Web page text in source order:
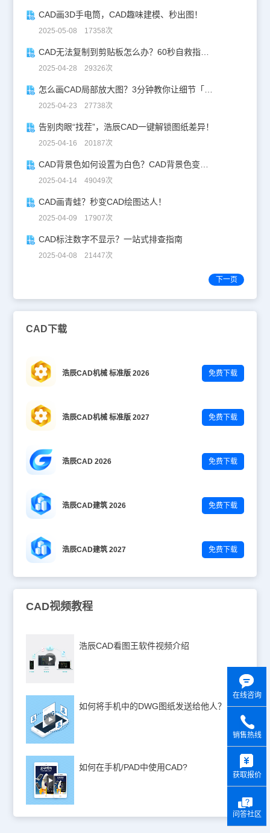
CAD画3D手电筒，CAD趣味建模、秒出图！
2025-05-08 17358次
CAD无法复制到剪贴板怎么办？60秒自救指南！
2025-04-28 29326次
怎么画CAD局部放大图？3分钟教你让细节「说话」！
2025-04-23 27738次
告别肉眼“找茬”，浩辰CAD一键解锁图纸差异！
2025-04-16 20187次
CAD背景色如何设置为白色？CAD背景色变白实操指南
2025-04-14 49049次
CAD画青蛙？秒变CAD绘图达人！
2025-04-09 17907次
CAD标注数字不显示？一站式排查指南
2025-04-08 21447次
下一页
CAD下载
浩辰CAD机械 标准版 2026 免费下载
浩辰CAD机械 标准版 2027 免费下载
浩辰CAD 2026 免费下载
浩辰CAD建筑 2026 免费下载
浩辰CAD建筑 2027 免费下载
CAD视频教程
浩辰CAD看图王软件视频介绍
如何将手机中的DWG图纸发送给他人？
如何在手机/PAD中使用CAD?
在线咨询
销售热线
获取报价
问答社区